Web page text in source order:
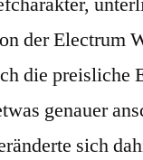
der Electrum
die preisliche
genauer
sich